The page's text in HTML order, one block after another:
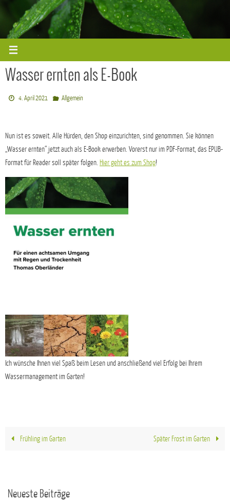
springen
Wasser ernten als E-Book
4. April 2021 Allgemein
Nun ist es soweit. Alle Hürden, den Shop einzurichten, sind genommen. Sie können
„Wasser ernten“ jetzt auch als E-Book erwerben. Vorerst nur im PDF-Format, das EPUB-
Format für Reader soll später folgen. Hier geht es zum Shop!
Ich wünsche Ihnen viel Spaß beim Lesen und anschließend viel Erfolg bei Ihrem
Wassermanagement im Garten!
Frühling im Garten Später Frost im Garten
Neueste Beiträge